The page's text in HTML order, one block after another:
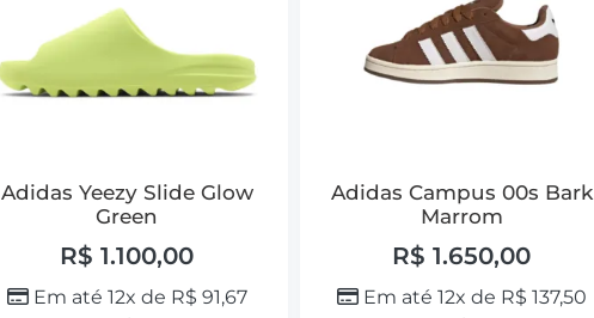
Adidas Yeezy Slide Glow
Green
R$ 1.100,00
Em até 12x de R$ 91,67
Adidas Campus 00s Bark
Marrom
R$ 1.650,00
Em até 12x de R$ 137,50